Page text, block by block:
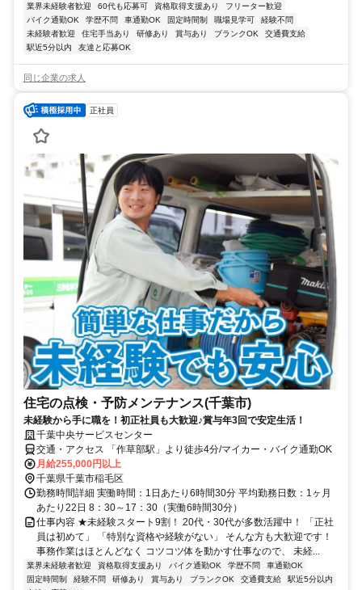
業界未経験者歓迎 60代も応募可 資格取得支援あり
フリーター歓迎
バイク通勤OK
学歴不問 車通勤OK 固定時間制 職場見学可
経験不問
未経験者歓迎
住宅手当あり 研修あり 賞与あり ブランクOK
交通費支給
駅近5分以内
友達と応募OK
同じ企業の求人
正社員
住宅の点検・予防メンテナンス(千葉市)
未経験から手に職を！初正社員も大歓迎♪賞与年3回で安定生活！
千葉中央サービスセンター
交通・アクセス 「作草部駅」より徒歩4分/マイカー・バイク通勤OK
月給255,000円以上
千葉県千葉市稲毛区
勤務時間詳細 実働時間：1日あたり6時間30分 平均勤務日数：1ヶ月
あたり22日 8：30～17：30（実働6時間30分）
仕事内容 ★未経験スタート9割！ 20代・30代が多数活躍中！ 「正社
員は初めて」 「特別な資格や経験がない」 そんな方も大歓迎です！
事務作業はほとんどなく コツコツ体を動かす仕事なので、 未経...
業界未経験者歓迎 資格取得支援あり バイク通勤OK 学歴不問
車通勤OK
固定時間制
経験不問 研修あり 賞与あり ブランクOK 交通費支給
駅近5分以内